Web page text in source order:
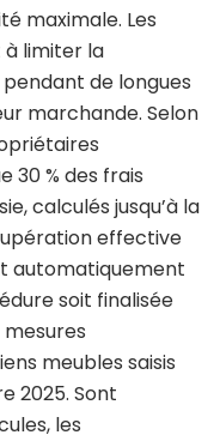
maximale. Les
limiter la
de longues
marchande. Selon
30 % des frais
calculés jusqu’à la
effective
automatiquement
soit finalisée
meubles saisis
2025. Sont
les